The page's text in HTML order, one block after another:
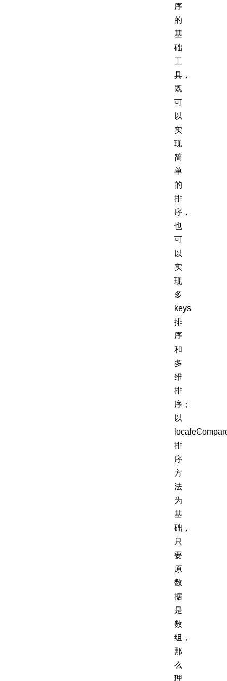
序
的
基
础
工
具，
既
可
以
实
现
简
单
的
排
序，
也
可
以
实
现
多
keys
排
序
和
多
维
排
序；
以
排
序
方
法
为
基
础，
只
要
原
数
据
是
数
组，
那
么
理